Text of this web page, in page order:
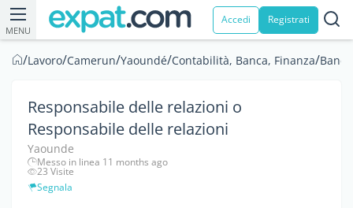
MENU
Accedi Registrati
/Lavoro/Camerun/Yaoundé/Contabilità, Banca, Finanza/Banca
Responsabile delle relazioni o
Responsabile delle relazioni
Yaounde
Messo in linea 11 months ago
23 Visite
Segnala